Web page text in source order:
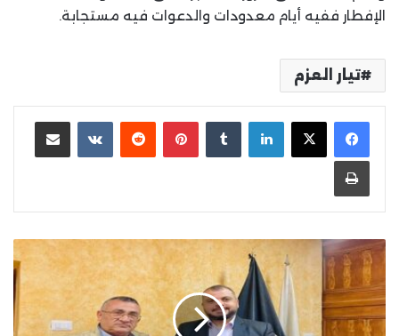
الإفطار ففيه أيام معدودات والدعوات فيه مستجابة.
تيار العزم
لينكدإن بينتيريست مشاركة عبر البريد
طباعة